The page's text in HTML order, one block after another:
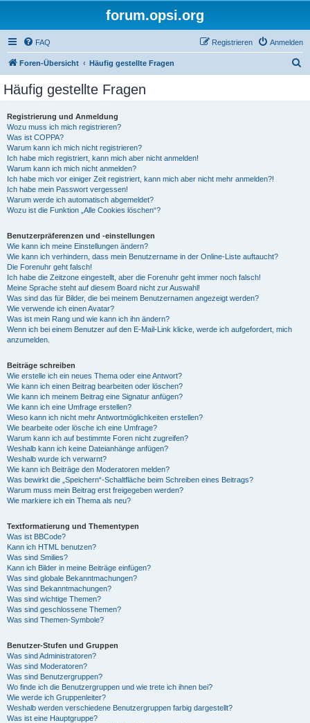
forum.opsi.org
FAQ Anmelden
Registrieren
Foren-Übersicht Häufig gestellte Fragen
Häufig gestellte Fragen
Registrierung und Anmeldung
Wozu muss ich mich registrieren?
Was ist COPPA?
Warum kann ich mich nicht registrieren?
Ich habe mich registriert, kann mich aber nicht anmelden!
Warum kann ich mich nicht anmelden?
Ich habe mich vor einiger Zeit registriert, kann mich aber nicht mehr anmelden?!
Ich habe mein Passwort vergessen!
Warum werde ich automatisch abgemeldet?
Wozu ist die Funktion „Alle Cookies löschen“?
Benutzerpräferenzen und -einstellungen
Wie kann ich meine Einstellungen ändern?
Wie kann ich verhindern, dass mein Benutzername in der Online-Liste auftaucht?
Die Forenuhr geht falsch!
Ich habe die Zeitzone eingestellt, aber die Forenuhr geht immer noch falsch!
Meine Sprache steht auf diesem Board nicht zur Auswahl!
Was sind das für Bilder, die bei meinem Benutzernamen angezeigt werden?
Wie verwende ich einen Avatar?
Was ist mein Rang und wie kann ich ihn ändern?
Wenn ich bei einem Benutzer auf den E-Mail-Link klicke, werde ich aufgefordert, mich
anzumelden.
Beiträge schreiben
Wie erstelle ich ein neues Thema oder eine Antwort?
Wie kann ich einen Beitrag bearbeiten oder löschen?
Wie kann ich meinem Beitrag eine Signatur anfügen?
Wie kann ich eine Umfrage erstellen?
Wieso kann ich nicht mehr Antwortmöglichkeiten erstellen?
Wie bearbeite oder lösche ich eine Umfrage?
Warum kann ich auf bestimmte Foren nicht zugreifen?
Weshalb kann ich keine Dateianhänge anfügen?
Weshalb wurde ich verwarnt?
Wie kann ich Beiträge den Moderatoren melden?
Was bewirkt die „Speichern“-Schaltfläche beim Schreiben eines Beitrags?
Warum muss mein Beitrag erst freigegeben werden?
Wie markiere ich ein Thema als neu?
Textformatierung und Thementypen
Was ist BBCode?
Kann ich HTML benutzen?
Was sind Smilies?
Kann ich Bilder in meine Beiträge einfügen?
Was sind globale Bekanntmachungen?
Was sind Bekanntmachungen?
Was sind wichtige Themen?
Was sind geschlossene Themen?
Was sind Themen-Symbole?
Benutzer-Stufen und Gruppen
Was sind Administratoren?
Was sind Moderatoren?
Was sind Benutzergruppen?
Wo finde ich die Benutzergruppen und wie trete ich ihnen bei?
Wie werde ich Gruppenleiter?
Weshalb werden verschiedene Benutzergruppen farbig dargestellt?
Was ist eine Hauptgruppe?